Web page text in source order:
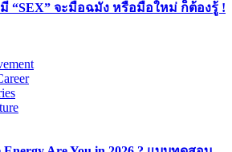
“SEX” จะมือฉมัง หรือมือใหม่ ก็ต้องรู้ !